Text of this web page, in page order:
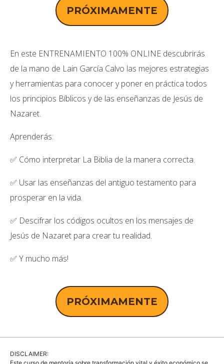
PRÓXIMAMENTE
En este ENTRENAMIENTO 100% ONLINE descubrirás
de la mano de Lain García Calvo las mejores estrategias
y herramientas para conocer y poner en práctica todos
los principios Bíblicos y de las enseñanzas de Jesús de
Nazaret.
Aprenderás:
✅ Cómo interpretar La Biblia de la manera correcta.
✅ Usar las enseñanzas del antiguo testamento para
prosperar en la vida.
✅ Descifrar los códigos ocultos en los mensajes de
Jesús de Nazaret para crear tu realidad.
✅ Y mucho más!
PRÓXIMAMENTE
DISCLAIMER: